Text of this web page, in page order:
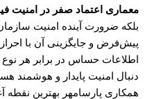
معماری اعتماد صفر در امنیت
بلکه ضرورت آینده امنیت
پیش‌فرض و جایگزینی آن با
اطلاعات حساس در برابر هر
دنبال امنیت پایدار و هوشمند
همکاری پارسامهر بهترین نقطه